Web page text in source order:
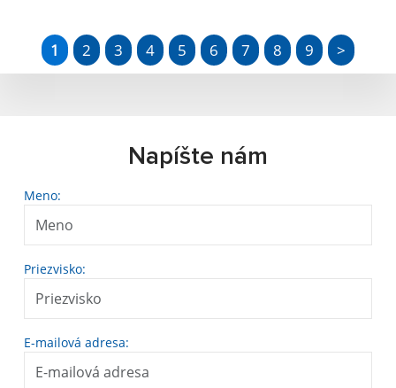
1 2 3 4 5 6 7 8 9 >
Napíšte nám
Meno:
Priezvisko:
E-mailová adresa: